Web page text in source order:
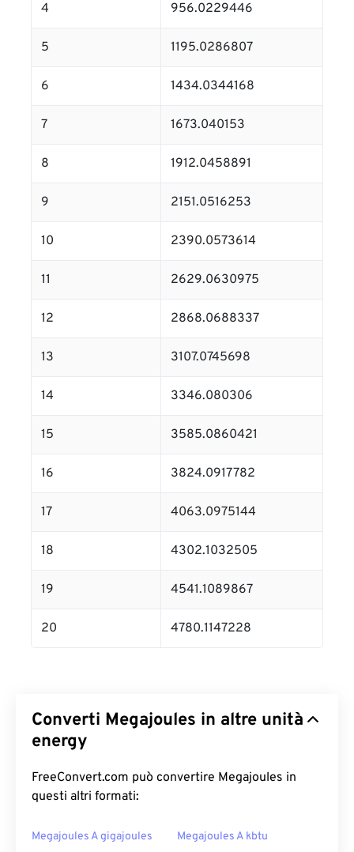
4 956.0229446
5 1195.0286807
6 1434.0344168
7 1673.040153
8 1912.0458891
9 2151.0516253
10 2390.0573614
11 2629.0630975
12 2868.0688337
13 3107.0745698
14 3346.080306
15 3585.0860421
16 3824.0917782
17 4063.0975144
18 4302.1032505
19 4541.1089867
20 4780.1147228
Converti Megajoules in altre unità
energy
FreeConvert.com può convertire Megajoules in
questi altri formati:
Megajoules A gigajoules Megajoules A kbtu